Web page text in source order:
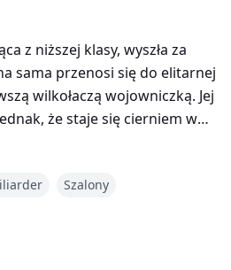
z niższej klasy, wyszła za
sama przenosi się do elitarnej
wilkołaczą wojowniczką. Jej
że staje się cierniem w
się wszystkim... oprócz Chloe.
w akademiku
Szalony